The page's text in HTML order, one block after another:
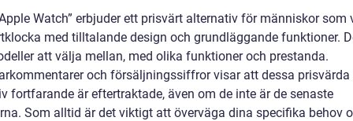
Watch” erbjuder ett prisvärt alternativ för människor som
med tilltalande design och grundläggande funktioner.
att välja mellan, med olika funktioner och prestanda.
och försäljningssiffror visar att dessa prisvärda
fortfarande är eftertraktade, även om de inte är de senaste
Som alltid är det viktigt att överväga dina specifika behov